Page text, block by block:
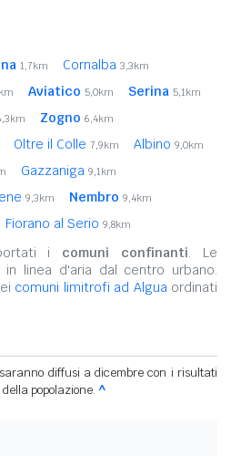
1,7km Cornalba 3,3km
Aviatico 5,0km Serina 5,1km
Zogno 6,4km
Oltre il Colle 7,9km Albino 9,0km
Gazzaniga 9,1km
9,3km Nembro 9,4km
Fiorano al Serio 9,8km
i comuni confinanti. Le
linea d'aria dal centro urbano.
comuni limitrofi ad Alguaordinati
diffusi a dicembre con i risultati
popolazione. ^